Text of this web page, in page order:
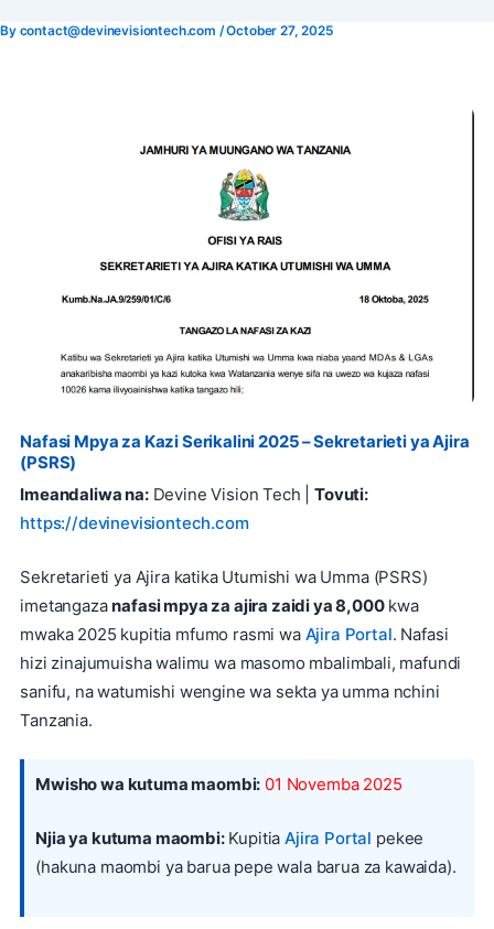
Skip
By contact@devinevisiontech.com /October 27, 2025
Nafasi Mpya za Kazi Serikalini 2025 – Sekretarieti ya Ajira
(PSRS)
Imeandaliwa na:Devine Vision Tech |Tovuti:
https://devinevisiontech.com
Sekretarieti ya Ajira katika Utumishi wa Umma (PSRS)
imetangazanafasi mpya za ajira zaidi ya 8,000kwa
mwaka 2025 kupitia mfumo rasmi wa Ajira Portal. Nafasi
hizi zinajumuisha walimu wa masomo mbalimbali, mafundi
sanifu, na watumishi wengine wa sekta ya umma nchini
Tanzania.
Mwisho wa kutuma maombi: 01 Novemba 2025
Njia ya kutuma maombi:KupitiaAjira Portal pekee
(hakuna maombi ya barua pepe wala barua za kawaida).